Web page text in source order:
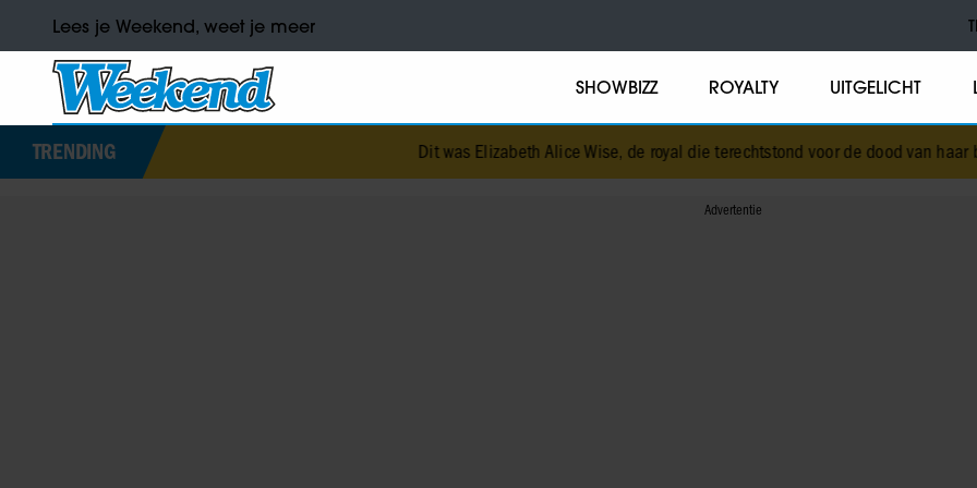
Lees je Weekend, weet je meer
SHOWBIZZ ROYALTY UITGELICHT
TRENDING Dit was Elizabeth Alice Wise, de royal die terechtstond voor de dood van haar baby•